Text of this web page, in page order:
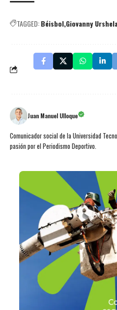
TAGGED:Béisbol Giovanny
Juan Manuel Ulloque
Comunicador social de la Universidad
pasión por el Periodismo Deportivo.